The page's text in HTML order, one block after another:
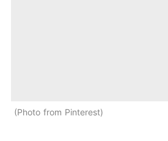
Photo from Pinterest